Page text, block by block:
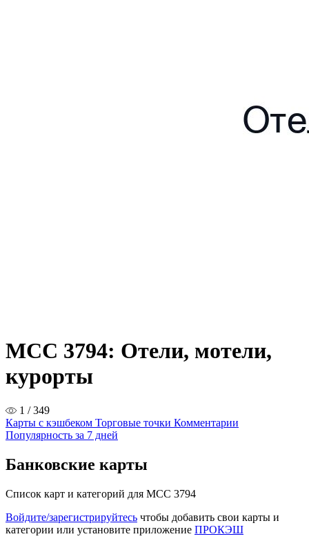
MCC 3794: Отели, мотели,
курорты
1 / 349
Карты с кэшбеком Торговые точки Комментарии
Популярность за 7 дней
Банковские карты
Список карт и категорий для MCC 3794
Войдите/зарегистрируйтесь чтобы добавить свои карты и
категории или установите приложение ПРОКЭШ